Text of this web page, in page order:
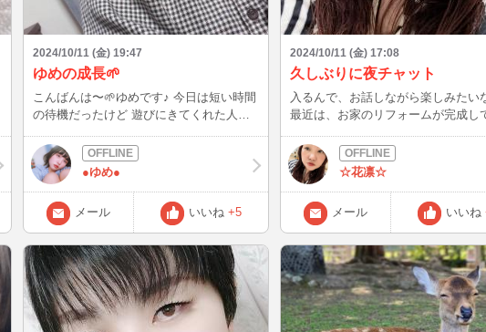
2024/10/11 (金) 19:47
ゆめの成長🌱
こんばんは〜🌱ゆめです♪ 今日は短い時間
の待機だったけど 遊びにきてくれた人あ
も？！ マイクなしのタイピングだけど（ ;
; ） 遊びにこれる方はぜひお話ししまし
ょ〜！ ゆめのありがとうの“う”の口♪ また
ね👋🏻
●ゆめ●
メール いいね +5
2024/10/11 (金) 17:08
久しぶりに夜チャット
入るんで、お話しながら楽しみたい
最近は、お家のリフォームが完成し
たまた三連休が来ました！日曜日は
ォーム終わったパーティを家族とす
で、夜はチャット出来ないんで、金
土曜日しか、居られないかも。 お時間あ
りましたら楽しみましょう。
☆花凛☆
メール いいね